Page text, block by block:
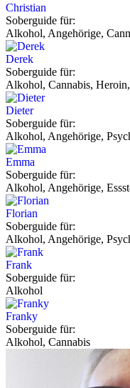
Christian
Soberguide für:
Alkohol, Angehörige,
Derek
Soberguide für:
Alkohol, Cannabis,
Dieter
Soberguide für:
Alkohol, Angehörige,
Emma
Soberguide für:
Alkohol, Angehörige,
Florian
Soberguide für:
Alkohol, Angehörige,
Frank
Soberguide für:
Alkohol
Franky
Soberguide für:
Alkohol, Cannabis